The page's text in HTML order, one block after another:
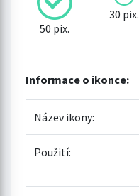
50 pix.
30 pix.
Informace o ikonce:
Název ikony:
Použití: